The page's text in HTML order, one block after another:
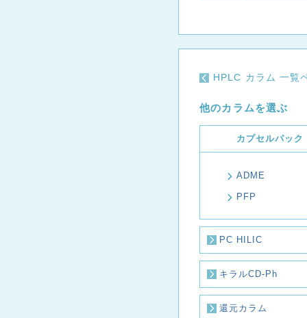
HPLC カラム 一覧
他のカラムを選ぶ
カプセルパック
ADME
PFP
PC HILIC
キラルCD-Ph
還元カラム